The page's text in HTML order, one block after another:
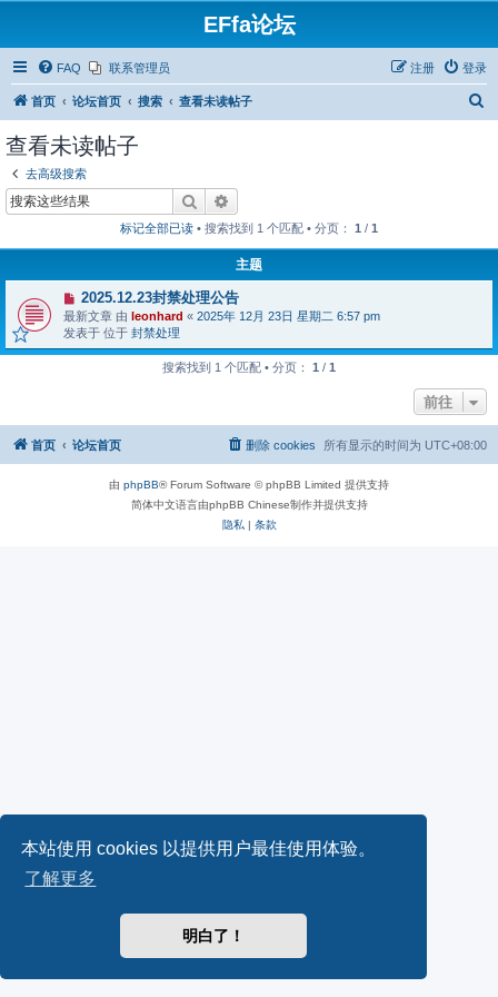
本站使用 cookies 以提供用户最佳使用体验。
了解更多
明白了！
EFfa论坛
FAQ 联系管理员 登录
注册
首页 论坛首页 搜索 查看未读帖子
查看未读帖子
去高级搜索
搜索
标记全部已读 • 搜索找到 1 个匹配 • 分页： 1 / 1
主题
有
新
帖
2025.12.23封禁处理公告
最新文章 由 leonhard « 2025年 12月 23日 星期二 6:57 pm
发表于 位于 封禁处理
搜索找到 1 个匹配 • 分页： 1 / 1
前往
首页 论坛首页 所有显示的时间为 UTC+08:00
删除 cookies
由 phpBB® Forum Software © phpBB Limited 提供支持
简体中文语言由phpBB Chinese制作并提供支持
隐私 | 条款